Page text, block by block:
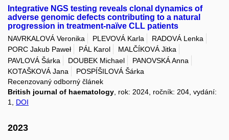
Integrative NGS testing reveals clonal dynamics of
adverse genomic defects contributing to a natural
progression in treatment-naïve CLL patients
NAVRKALOVÁ Veronika PLEVOVÁ Karla
RADOVÁ Lenka
PORC Jakub Paweł
PÁL Karol
MALČÍKOVÁ Jitka
PAVLOVÁ Šárka
DOUBEK Michael
PANOVSKÁ Anna
KOTAŠKOVÁ Jana
POSPÍŠILOVÁ Šárka
Recenzovaný odborný článek
British journal of haematology , rok: 2024, ročník: 204, vydání:
1, DOI
2023